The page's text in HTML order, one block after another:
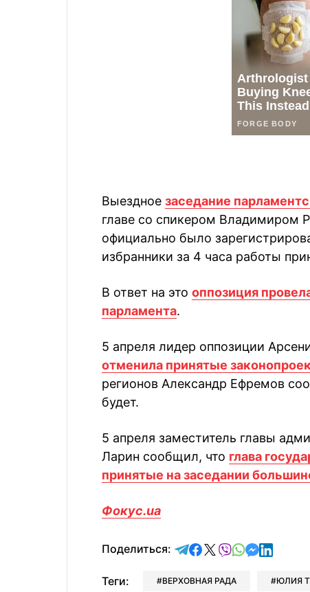
Выездное заседание
главе со спикером Владимиром
официально было
избранники за 4 часа работы
В ответ на это оппозиция
парламента.
5 апреля лидер оппозиции
отменила принятые
регионов Александр Ефремов
будет.
5 апреля заместитель главы
Ларин сообщил, что глава
принятые на заседании
Фокус.ua
Поделиться: отправить в Telegram
поделиться в
поделиться в X
отправить в
отправить
Теги: ВЕРХОВНАЯ РАДА ЮЛИЯ